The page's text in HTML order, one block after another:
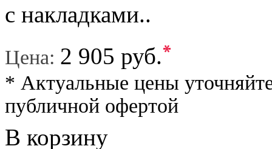
с накладками..
Цена: 2 905 руб.*
* Актуальные цены
публичной офертой
В корзину